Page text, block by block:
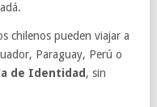
chilenos pueden viajar a
Paraguay, Perú o
de Identidad , sin